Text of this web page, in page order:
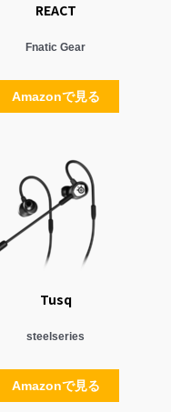
REACT
Fnatic Gear
Amazonで見る
Tusq
steelseries
Amazonで見る